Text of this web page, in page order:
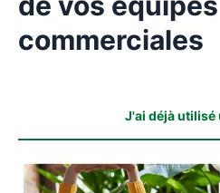
commerciales
J'ai déjà utilisé
J'ai déjà utilisé un CRM